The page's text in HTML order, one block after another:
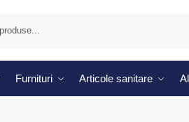
Furnituri Articole sanitare